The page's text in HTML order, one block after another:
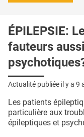
ÉPILEPSIE:
fauteurs
Actualité publiée il y a 9
Les patients
particulière aux
épileptiques et